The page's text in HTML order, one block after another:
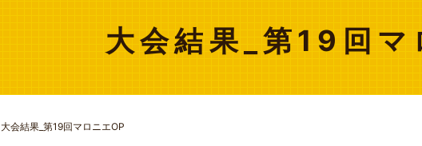
大会結果_第19回マ
大会結果_第19回マロニエOP